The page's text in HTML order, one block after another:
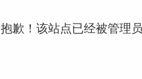
抱歉！该站点已经被管理